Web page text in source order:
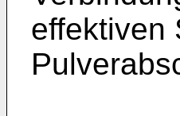
effektiven